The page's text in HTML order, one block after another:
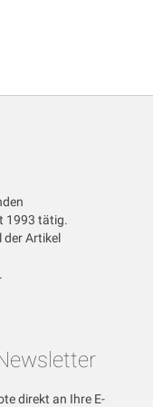
1993 tätig.
der Artikel
direkt an Ihre E-